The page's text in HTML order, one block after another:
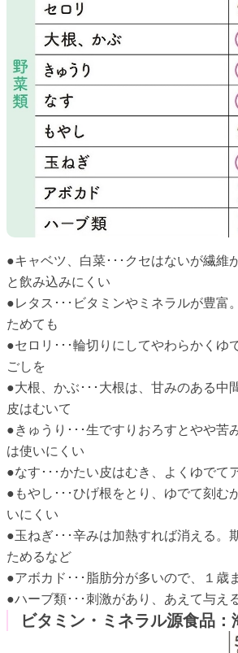
●キャベツ、白菜･･･クセはないが繊維
と飲み込みにくい
●レタス･･･ビタミンやミネラルが豊富
ためても
●セロリ･･･輪切りにしてやわらかくゆ
ごしを
●大根、かぶ･･･大根は、甘みのある中
皮はむいて
●きゅうり･･･生ですりおろすとやや苦
は使いにくい
●なす･･･かたい皮はむき、よくゆでて
●もやし･･･ひげ根をとり、ゆでて刻む
いにくい
●玉ねぎ･･･辛みは加熱すれば消える。
ためるなど
●アボカド･･･脂肪分が多いので、１歳
●ハーブ類･･･刺激があり、あえて与え
ビタミン・ミネラル源食品